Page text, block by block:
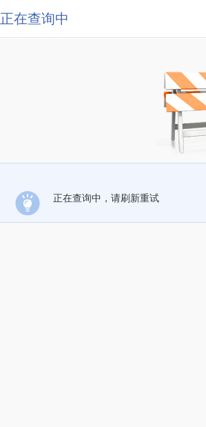
正在查询中
正在查询中，请刷新重试